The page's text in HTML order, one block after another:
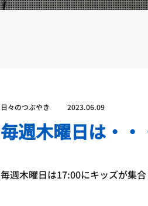
日々のつぶやき 2023.06.09
毎週木曜日は・・
毎週木曜日は17:00にキッズが集